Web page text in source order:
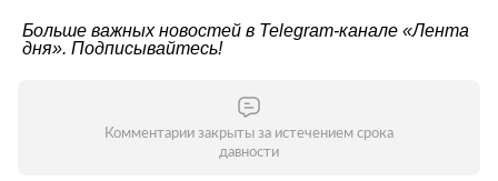
Больше важных новостей в Telegram-канале «Лента
дня». Подписывайтесь!
Комментарии закрыты за истечением срока
давности